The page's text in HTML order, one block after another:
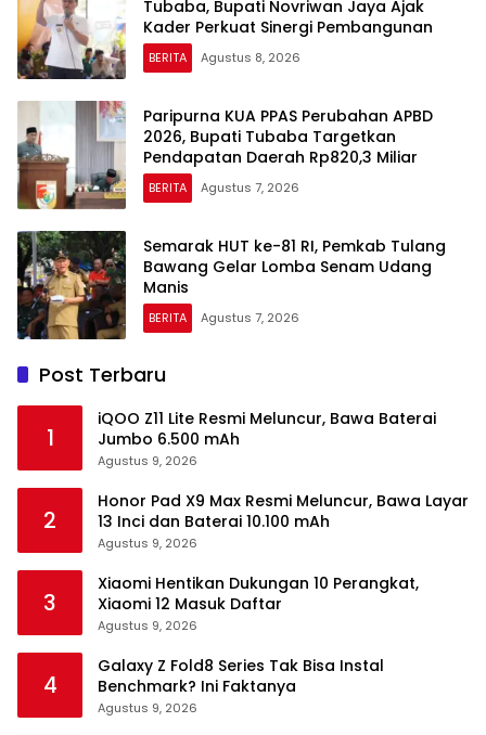
Tubaba, Bupati Novriwan Jaya Ajak
Kader Perkuat Sinergi Pembangunan
BERITA Agustus 8, 2026
Paripurna KUA PPAS Perubahan APBD
2026, Bupati Tubaba Targetkan
Pendapatan Daerah Rp820,3 Miliar
BERITA Agustus 7, 2026
Semarak HUT ke-81 RI, Pemkab Tulang
Bawang Gelar Lomba Senam Udang
Manis
BERITA Agustus 7, 2026
Post Terbaru
1
iQOO Z11 Lite Resmi Meluncur, Bawa Baterai
Jumbo 6.500 mAh
Agustus 9, 2026
2
Honor Pad X9 Max Resmi Meluncur, Bawa Layar
13 Inci dan Baterai 10.100 mAh
Agustus 9, 2026
3
Xiaomi Hentikan Dukungan 10 Perangkat,
Xiaomi 12 Masuk Daftar
Agustus 9, 2026
4
Galaxy Z Fold8 Series Tak Bisa Instal
Benchmark? Ini Faktanya
Agustus 9, 2026